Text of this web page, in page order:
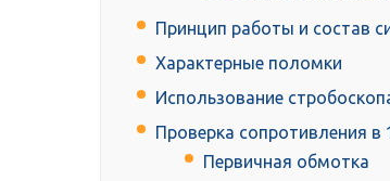
Принцип работы и состав
Характерные поломки
Использование
Проверка сопротивления в
Первичная обмотка